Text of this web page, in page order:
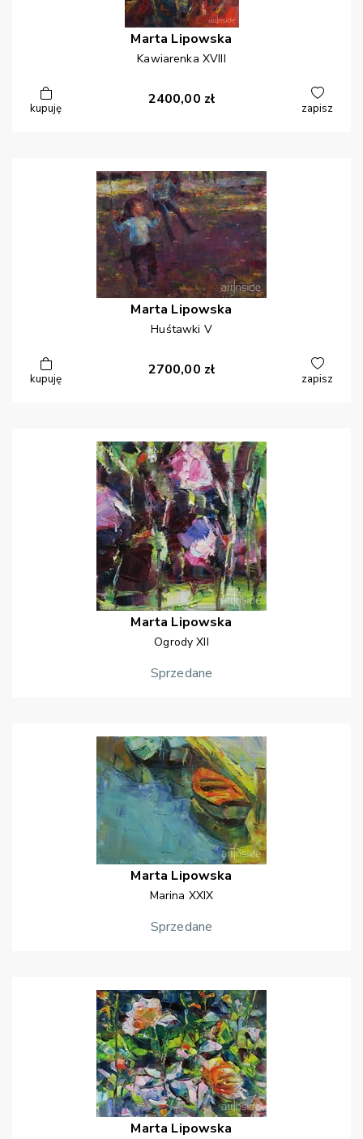
Marta Lipowska
Kawiarenka XVIII
kupuję
2400,00 zł
zapisz
Marta Lipowska
Huśtawki V
kupuję
2700,00 zł
zapisz
Marta Lipowska
Ogrody XII
Sprzedane
Marta Lipowska
Marina XXIX
Sprzedane
Marta Lipowska